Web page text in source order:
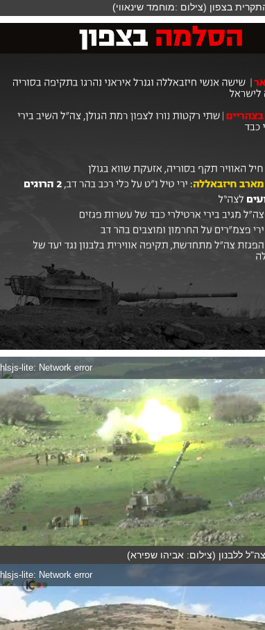
בצפון (צילום :מוחמד שינאווי)
hlsjs-lite: Network error
ללבנון (צילום: אביהו שפירא)
hlsjs-lite: Network error